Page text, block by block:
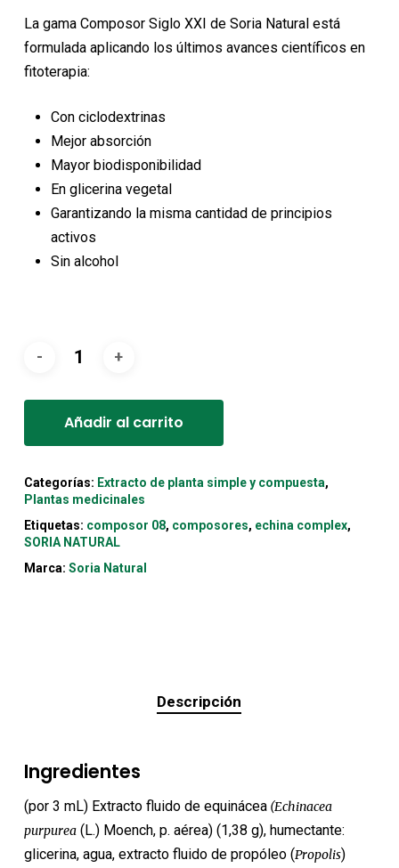
La gama Composor Siglo XXI de Soria Natural está
formulada aplicando los últimos avances científicos en
fitoterapia:
Con ciclodextrinas
Mejor absorción
Mayor biodisponibilidad
En glicerina vegetal
Garantizando la misma cantidad de principios
activos
Sin alcohol
Añadir al carrito
Categorías: Extracto de planta simple y compuesta,
Plantas medicinales
Etiquetas: composor 08, composores, echina complex,
SORIA NATURAL
Marca: Soria Natural
Descripción
Ingredientes
(por 3 mL) Extracto fluido de equinácea(Echinacea
purpurea(L.) Moench, p. aérea) (1,38 g), humectante:
glicerina, agua, extracto fluido de propóleo (Propolis)